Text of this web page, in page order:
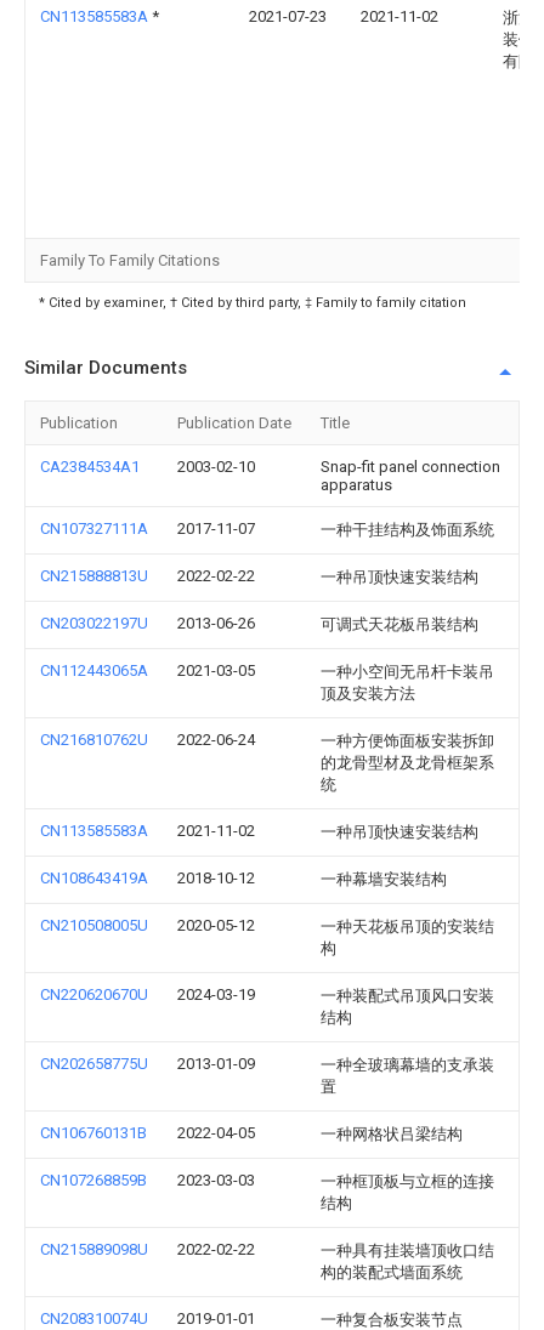
CN113585583A * 2021-07-23 2021-11-02
浙江
装饰
有限
Family To Family Citations
* Cited by examiner, † Cited by third party, ‡ Family to family citation
Similar Documents
Publication Publication Date Title
CA2384534A1 2003-02-10
Snap-fit panel connection
apparatus
CN107327111A 2017-11-07 一种干挂结构及饰面系统
CN215888813U 2022-02-22 一种吊顶快速安装结构
CN203022197U 2013-06-26 可调式天花板吊装结构
CN112443065A 2021-03-05
一种小空间无吊杆卡装吊
顶及安装方法
CN216810762U 2022-06-24
一种方便饰面板安装拆卸
的龙骨型材及龙骨框架系
统
CN113585583A 2021-11-02 一种吊顶快速安装结构
CN108643419A 2018-10-12 一种幕墙安装结构
CN210508005U 2020-05-12
一种天花板吊顶的安装结
构
CN220620670U 2024-03-19
一种装配式吊顶风口安装
结构
CN202658775U 2013-01-09
一种全玻璃幕墙的支承装
置
CN106760131B 2022-04-05 一种网格状吕梁结构
CN107268859B 2023-03-03
一种框顶板与立框的连接
结构
CN215889098U 2022-02-22
一种具有挂装墙顶收口结
构的装配式墙面系统
CN208310074U 2019-01-01 一种复合板安装节点